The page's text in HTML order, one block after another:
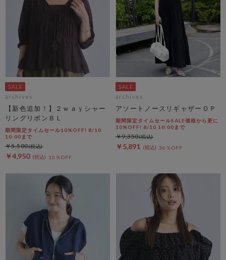
archives
【新色追加！】２ｗａｙシャー
リングリボンＢＬ
期間限定タイムセール10%OFF! 8/10
10:00まで
￥4,950 10％OFF
￥5,500
archives
アソートノースリギャザーＯＰ
期間限定タイムセールSALE価格から更に
10%OFF! 8/10 10:00まで
￥5,891 36％OFF
￥9,350